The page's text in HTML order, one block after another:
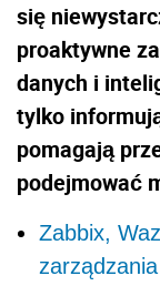
się
proaktywne
danych i
tylko
pomagają
podejmować
Zabbix,